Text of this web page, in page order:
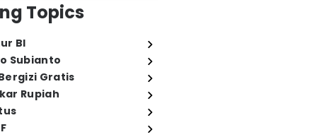
Topics
BI
Subianto
Gratis
Rupiah